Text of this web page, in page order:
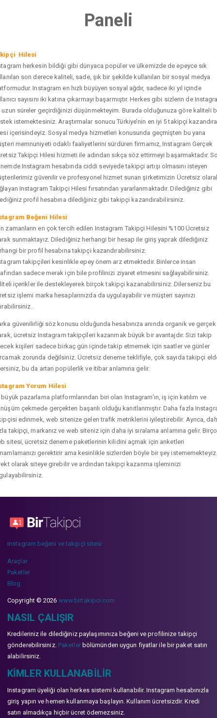
Paneli
Hilesi
herkesin bildiği gibi dünyaca popüler ve ülkemizde de epeyce sık
son derece kaliteli, sade, şık bir şekilde kullanılan bir sosyal medya
Instagram en hızlı büyüyen sosyal ağdır, sadece iki yıl içinde
sayısını iki katına çıkarmayı başarmıştır. Herkes gibi sizlerin de
uzun süreler geçirdiğinizi düşünmekteyim. Burada olduğunuza göre kaliteli
istemektesiniz. Araştırmalar sonucu Türkiye’nin en iyi 5 takipçi
içerisindeyiz. Sosyal medya hizmetleri konusunda geçmişten bu yana
memnuniyeti odaklı faaliyetlerini sürdüren firmamız, Instagram Gerçek
Takipçi Hilesi hizmeti ile adından sıkça söz ettirmeyi başarmaktadır.
Instagram hesabında ciddi seviyede takipçi artışı olmasını isteyen
güvenilir ve profesyonel hizmet sunan şirketimizin Ücretsiz
Instagram Takipçi Hilesi fırsatından yararlanmaktadır. Dilediğiniz gibi
profil hesabına dilediğiniz gibi takipçi kazandırabilirsiniz.
Beğeni Hilesi
zamanların en çok tercih edilen Instagram Takipçi Hilesini %100 Ücretsiz
sunmaktayız. Dilediğiniz herhangi bir hesap ile giriş yaprak dilediğiniz
bir profil hesabına takipçi kazandırabilirsiniz.
takipçileri kesinlikle epey önem arz etmektedir. Binlerce insan
sadece merak için bile profilinizi ziyaret etmesini sağlayabilirsiniz.
içerikler ile destekleyerek birçok takipçi kazanabilirsiniz. Dilerseniz bu
işlemi marka hesaplarınızda da uygulayabilir ve müşteri sayınızı
güvenilirliği söz konusu olduğunda hesabınıza anında organik ve gerçek
ücretsiz Instagram takipçileri kazanmak büyük bir avantajdır. Sizi takip
kişileri sadece birkaç gün içinde takip etmemek için saatler ve günler
zorunda değilsiniz. Ücretsiz deneme teklifiyle, çok sayıda takipçi
bu da artan popülerlik ve itibar anlamına gelir.
Yorum Hilesi
büyük pazarlama platformlarından biri olan Instagram'ın, iş için katılım ve
çekmede gerçekten başarılı olduğu kanıtlanmıştır. Daha fazla
edinmek, web sitenize gelen trafik metriklerini iyileştirebilir. Ayrıca,
takipçi, markanız ve web siteniz için daha iyi sıralama anlamına gelir.
sitesi, ücretsiz deneme paketlerinin kilidini açmak için anketleri
gerektirir ama kesinlikle sizlerden böyle bir şey istememekteyiz.
olarak siteye girebilir ve ardından takipçi kazanma işleminizi
instagram beğeni ve takipçi sitesi
Araçlar
Paketler
Blog
Copyright © 2026 www.birtakipci.com
NASIL ÇALIŞIR
Kredileriniz ile dilediğiniz paylaşımınıza beğeni ve profilinize takipçi
gönderebilirsiniz. Paketlerbölümünden uygun fiyatlar ile bir paket satın
alabilirsiniz.
KIMLER KULLANABILIR
Instagram üyeliği olan herkes sistemi kullanabilir. Instagram hesabınızla
giriş yapın ve hemen kullanmaya başlayın. Kullanım ücretsizdir. Kredi
satın almadıkça hiçbir ücret ödemezsiniz.